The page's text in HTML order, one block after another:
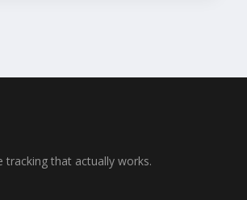
tracking that actually works.